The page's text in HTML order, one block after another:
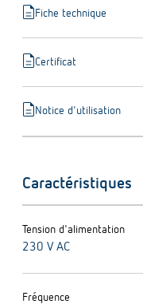
descriptionFiche technique
descriptionCertificat
descriptionNotice d'utilisation
Caractéristiques
Tension d'alimentation
230 V AC
Fréquence